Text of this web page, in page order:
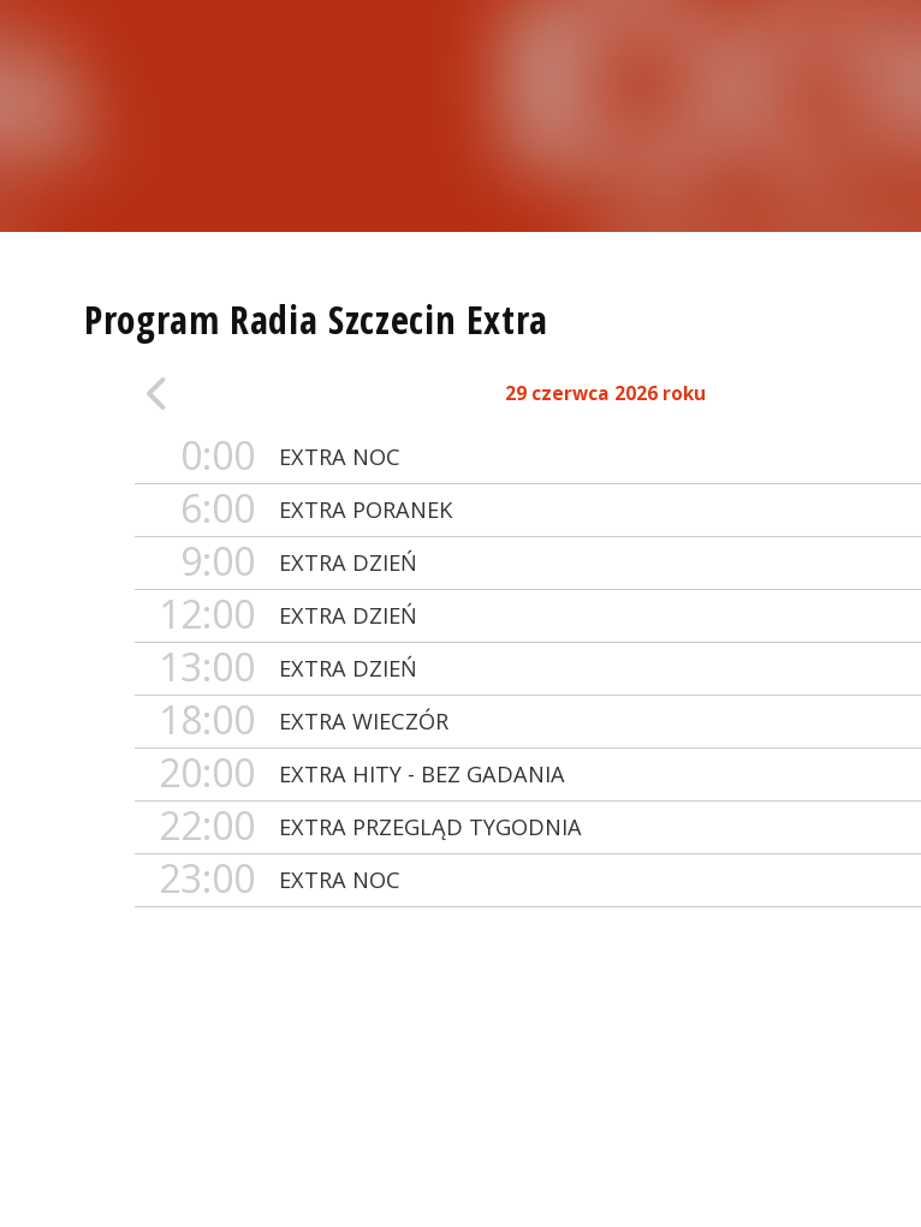
Program Radia Szczecin Extra
29 czerwca 2026 roku
0:00 EXTRA NOC
6:00 EXTRA PORANEK
9:00 EXTRA DZIEŃ
12:00 EXTRA DZIEŃ
13:00 EXTRA DZIEŃ
18:00 EXTRA WIECZÓR
20:00 EXTRA HITY - BEZ GADANIA
22:00 EXTRA PRZEGLĄD TYGODNIA
23:00 EXTRA NOC